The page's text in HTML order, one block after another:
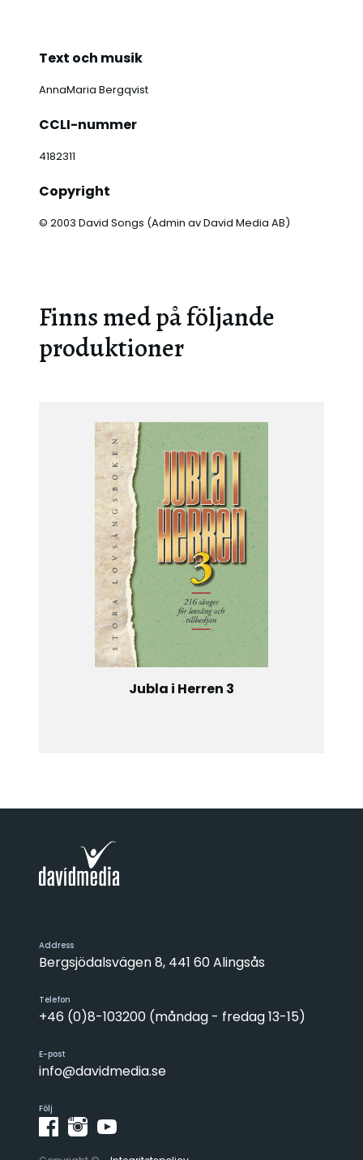
Text och musik
AnnaMaria Bergqvist
CCLI-nummer
4182311
Copyright
© 2003 David Songs (Admin av David Media AB)
Finns med på följande
produktioner
Jubla i Herren 3
Address
Bergsjödalsvägen 8, 441 60 Alingsås
Telefon
+46 (0)8-103200 (måndag - fredag 13-15)
E-post
info@davidmedia.se
Följ